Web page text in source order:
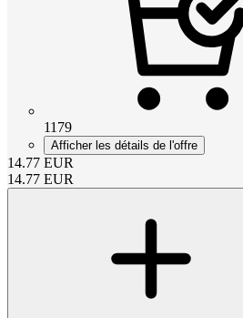
1179
Afficher les détails de l'offre
14.77 EUR
14.77 EUR